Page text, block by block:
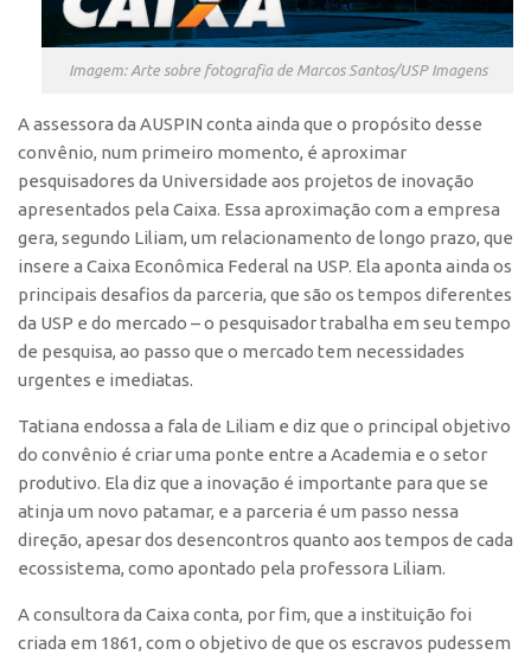
Edição 2021
Edição 2019
Inovação em Números
Propriedade Intelectual
Formas de Proteção
Marcas
Softwares
Buscar Anterioridade
Como solicitar
Portal do Inventor
VPI – Vocação para Inovação
Leis e Normas
Imagem: Arte sobre fotografia de Marcos Santos/USP Imagens
A assessora da AUSPIN conta ainda que o propósito desse
convênio, num primeiro momento, é aproximar
pesquisadores da Universidade aos projetos de inovação
apresentados pela Caixa. Essa aproximação com a empresa
gera, segundo Liliam, um relacionamento de longo prazo, que
insere a Caixa Econômica Federal na USP. Ela aponta ainda os
principais desafios da parceria, que são os tempos diferentes
da USP e do mercado – o pesquisador trabalha em seu tempo
de pesquisa, ao passo que o mercado tem necessidades
urgentes e imediatas.
Tatiana endossa a fala de Liliam e diz que o principal objetivo
do convênio é criar uma ponte entre a Academia e o setor
produtivo. Ela diz que a inovação é importante para que se
atinja um novo patamar, e a parceria é um passo nessa
direção, apesar dos desencontros quanto aos tempos de cada
ecossistema, como apontado pela professora Liliam.
A consultora da Caixa conta, por fim, que a instituição foi
criada em 1861, com o objetivo de que os escravos pudessem